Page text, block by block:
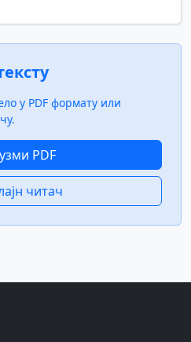
у PDF формату или
PDF
читач